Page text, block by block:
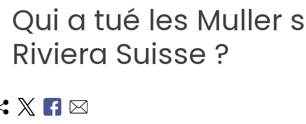
Qui a tué les Muller
Riviera Suisse ?